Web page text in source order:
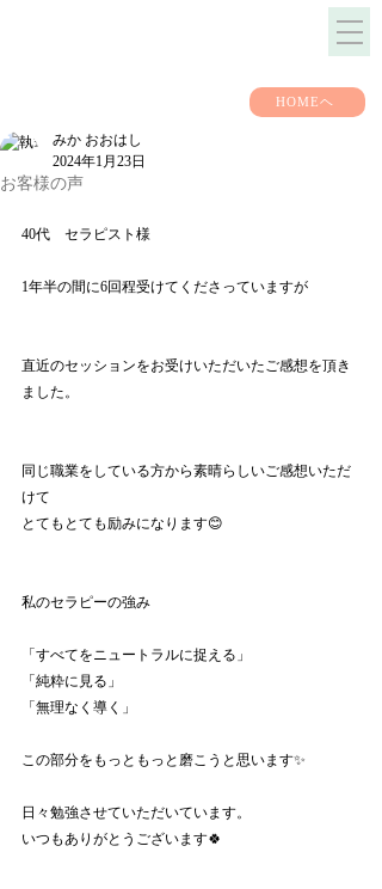
HOMEヘ
お客様の声
みか おおはし
2024年1月23日
40代　セラピスト様
1年半の間に6回程受けてくださっていますが
直近のセッションをお受けいただいたご感想を頂き
ました。
同じ職業をしている方から素晴らしいご感想いただ
けて
とてもとても励みになります😊
私のセラピーの強み
「すべてをニュートラルに捉える」
「純粋に見る」
「無理なく導く」
この部分をもっともっと磨こうと思います✨
日々勉強させていただいています。
いつもありがとうございます🍀